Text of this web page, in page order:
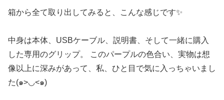
箱から全て取り出してみると、こんな感じです✨
中身は本体、USBケーブル、説明書、そして一緒に購入
した専用のグリップ。 このパープルの色合い、実物は想
像以上に深みがあって、私、ひと目で気に入っちゃいまし
た(๑>◡<๑)